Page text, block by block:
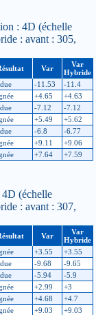
: 4D (échelle
: avant : 305,
Var
Var
Hybride
-11.53
-11.4
+4.65
+4.63
-7.12
-7.12
+5.49
+5.62
-6.8
-6.77
+9.11
+9.06
+7.64 +7.59
(échelle
: avant : 307,
Var
Var
Hybride
+3.55
+3.55
-9.68
-9.65
-5.94
-5.9
+2.99
+3
+4.68
+4.7
+9.03
+9.03